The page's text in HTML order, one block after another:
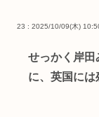
23 : 2025/10/09(木)
せっかく岸田
に、英国に